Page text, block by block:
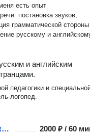
есть опыт
постановка звуков,
грамматической стороны
русскому и
и английским
педагогики и
логопед.
Занятие с репетитором по русскому языку как иностранному
2000 ₽ / 60